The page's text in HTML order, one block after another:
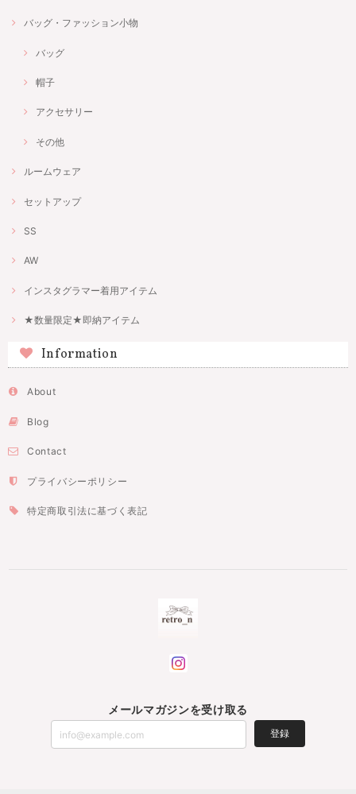
バッグ・ファッション小物
バッグ
帽子
アクセサリー
その他
ルームウェア
セットアップ
SS
AW
インスタグラマー着用アイテム
★数量限定★即納アイテム
Information
About
Blog
Contact
プライバシーポリシー
特定商取引法に基づく表記
メールマガジンを受け取る
登録